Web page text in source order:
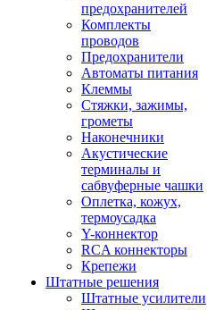
предохранителей
Комплекты
проводов
Предохранители
Автоматы питания
Клеммы
Стяжки, зажимы,
грометы
Наконечники
Акустические
терминалы и
сабвуферные чашки
Оплетка, кожух,
термоусадка
Y-коннектор
RCA коннекторы
Крепежи
Штатные решения
Штатные усилители